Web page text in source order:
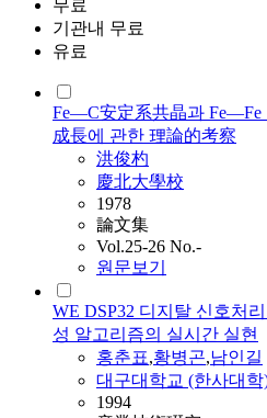
무료
기관내 무료
유료
Fe―C安定系共晶과
成長에 관한 理論的考察
洪俊杓
慶北大學校
1978
論文集
Vol.25-26 No.-
원문보기
WE DSP32 디지탈 신호처
성 알고리즘의 실시간 실현
홍춘표,황병곤,남인길
대구대학교 (한사대
1994